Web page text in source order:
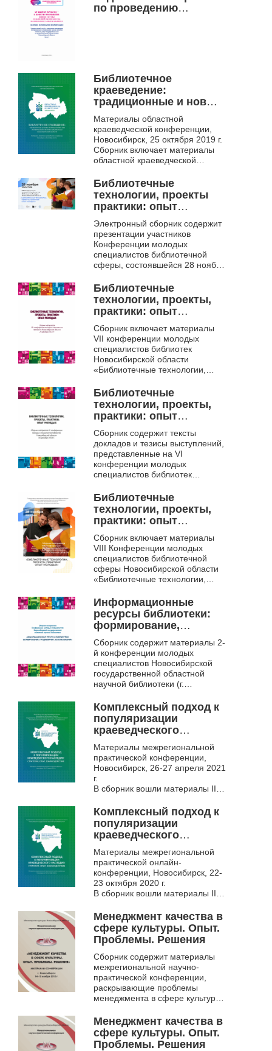
по проведению
библиотеками
Новосибирской
области
Библиотечное
краеведение:
традиционные и новые
формы сохранения
исторической памяти в
библиотеках
Новосибирской
области.
Материалы областной
краеведческой конференции,
Новосибирск, 25 октября 2019 г.
Сборник включает материалы
областной краеведческой
краеведение: традиционные и
новые формы сохр...
Библиотечные
технологии, проекты
практики: опыт
молодых. VIII
конференция молодых
специалистов
библиотечной сферы
Новосибирской
2024 г., г. Новосибирск.
программа
конференции.
Электронный сборник содержит
презентации участников
Конференции молодых
специалистов библиотечной
сферы, состоявшейся 28 ноября
государственной областной
научной библиотеке.
Библиотечные
технологии, проекты,
практики: опыт
молодых.
Сборник включает материалы
VII конференции молодых
специалистов библиотек
Новосибирской области
«Библиотечные технологии,
молодых» (20 декабря 2022
года, Новосибирск). ...
Библиотечные
технологии, проекты,
практики: опыт
молодых. сборник
материалов VI
конференции молодых
специалистов
библиотек
области, 16 декабря
2020 г.
Сборник содержит тексты
докладов и тезисы выступлений,
представленные на VI
конференции молодых
специалистов библиотек
«Библиотечные технологии,
проекты, практики: опыт
молодых» ...
Библиотечные
технологии, проекты,
практики: опыт
молодых. Сборник
материалов VIII
Конференции молодых
специалистов
библиотечной сферы
области, 28 ноября
2024 г., г. Новосибирск
Сборник включает материалы
VIII Конференции молодых
специалистов библиотечной
сферы Новосибирской области
«Библиотечные технологии,
молодых» (28 ноября 2024 г.,
Новосибирск...
Информационные
ресурсы библиотеки:
формирование,
продвижение,
использование
Сборник содержит материалы 2-
й конференции молодых
специалистов Новосибирской
государственной областной
научной библиотеки (г.
раскрывающие научный и
творческий потенциал, ...
Комплексный подход к
популяризации
краеведческого
наследия: стратегии,
опыт, взаимодействие.
Материалы межрегиональной
практической конференции,
Новосибирск, 26-27 апреля 2021
г.
В сборник вошли материалы III
краеведческой конференции
«Комплексный подход к
популяризации
краеведческого...
Комплексный подход к
популяризации
краеведческого
наследия: стратегии,
опыт, взаимодействие.
Материалы межрегиональной
практической онлайн-
конференции, Новосибирск, 22-
23 октября 2020 г.
В сборник вошли материалы II
краеведческой конференции
«Комплексный подход к
популяризации...
Менеджмент качества в
сфере культуры. Опыт.
Проблемы. Решения
Сборник содержит материалы
межрегиональной научно-
практической конференции,
раскрывающие проблемы
менеджмента в сфере культуры,
и внедрения систем
менеджмента качества, п...
Менеджмент качества в
сфере культуры. Опыт.
Проблемы. Решения